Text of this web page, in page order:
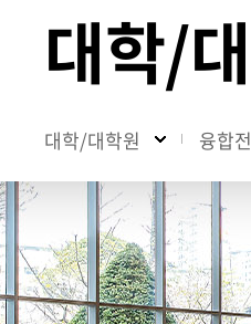
대학/
대학/대학원 융합